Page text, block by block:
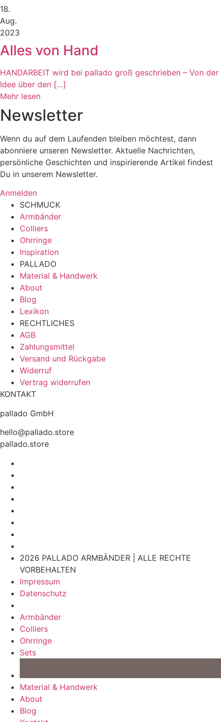
18.
Aug.
2023
Alles von Hand
HANDARBEIT wird bei pallado groß geschrieben – Von der
Idee über den […]
Mehr lesen
Newsletter
Wenn du auf dem Laufenden bleiben möchtest, dann
abonniere unseren Newsletter. Aktuelle Nachrichten,
persönliche Geschichten und inspirierende Artikel findest
Du in unserem Newsletter.
Anmelden
SCHMUCK
Armbänder
Colliers
Ohrringe
Inspiration
PALLADO
Material & Handwerk
About
Blog
Lexikon
RECHTLICHES
AGB
Zahlungsmittel
Versand und Rückgabe
Widerruf
Vertrag widerrufen
KONTAKT
pallado GmbH
hello@pallado.store
pallado.store
2026 PALLADO ARMBÄNDER | ALLE RECHTE
VORBEHALTEN
Impressum
Datenschutz
Armbänder
Colliers
Ohrringe
Sets
Material & Handwerk
About
Blog